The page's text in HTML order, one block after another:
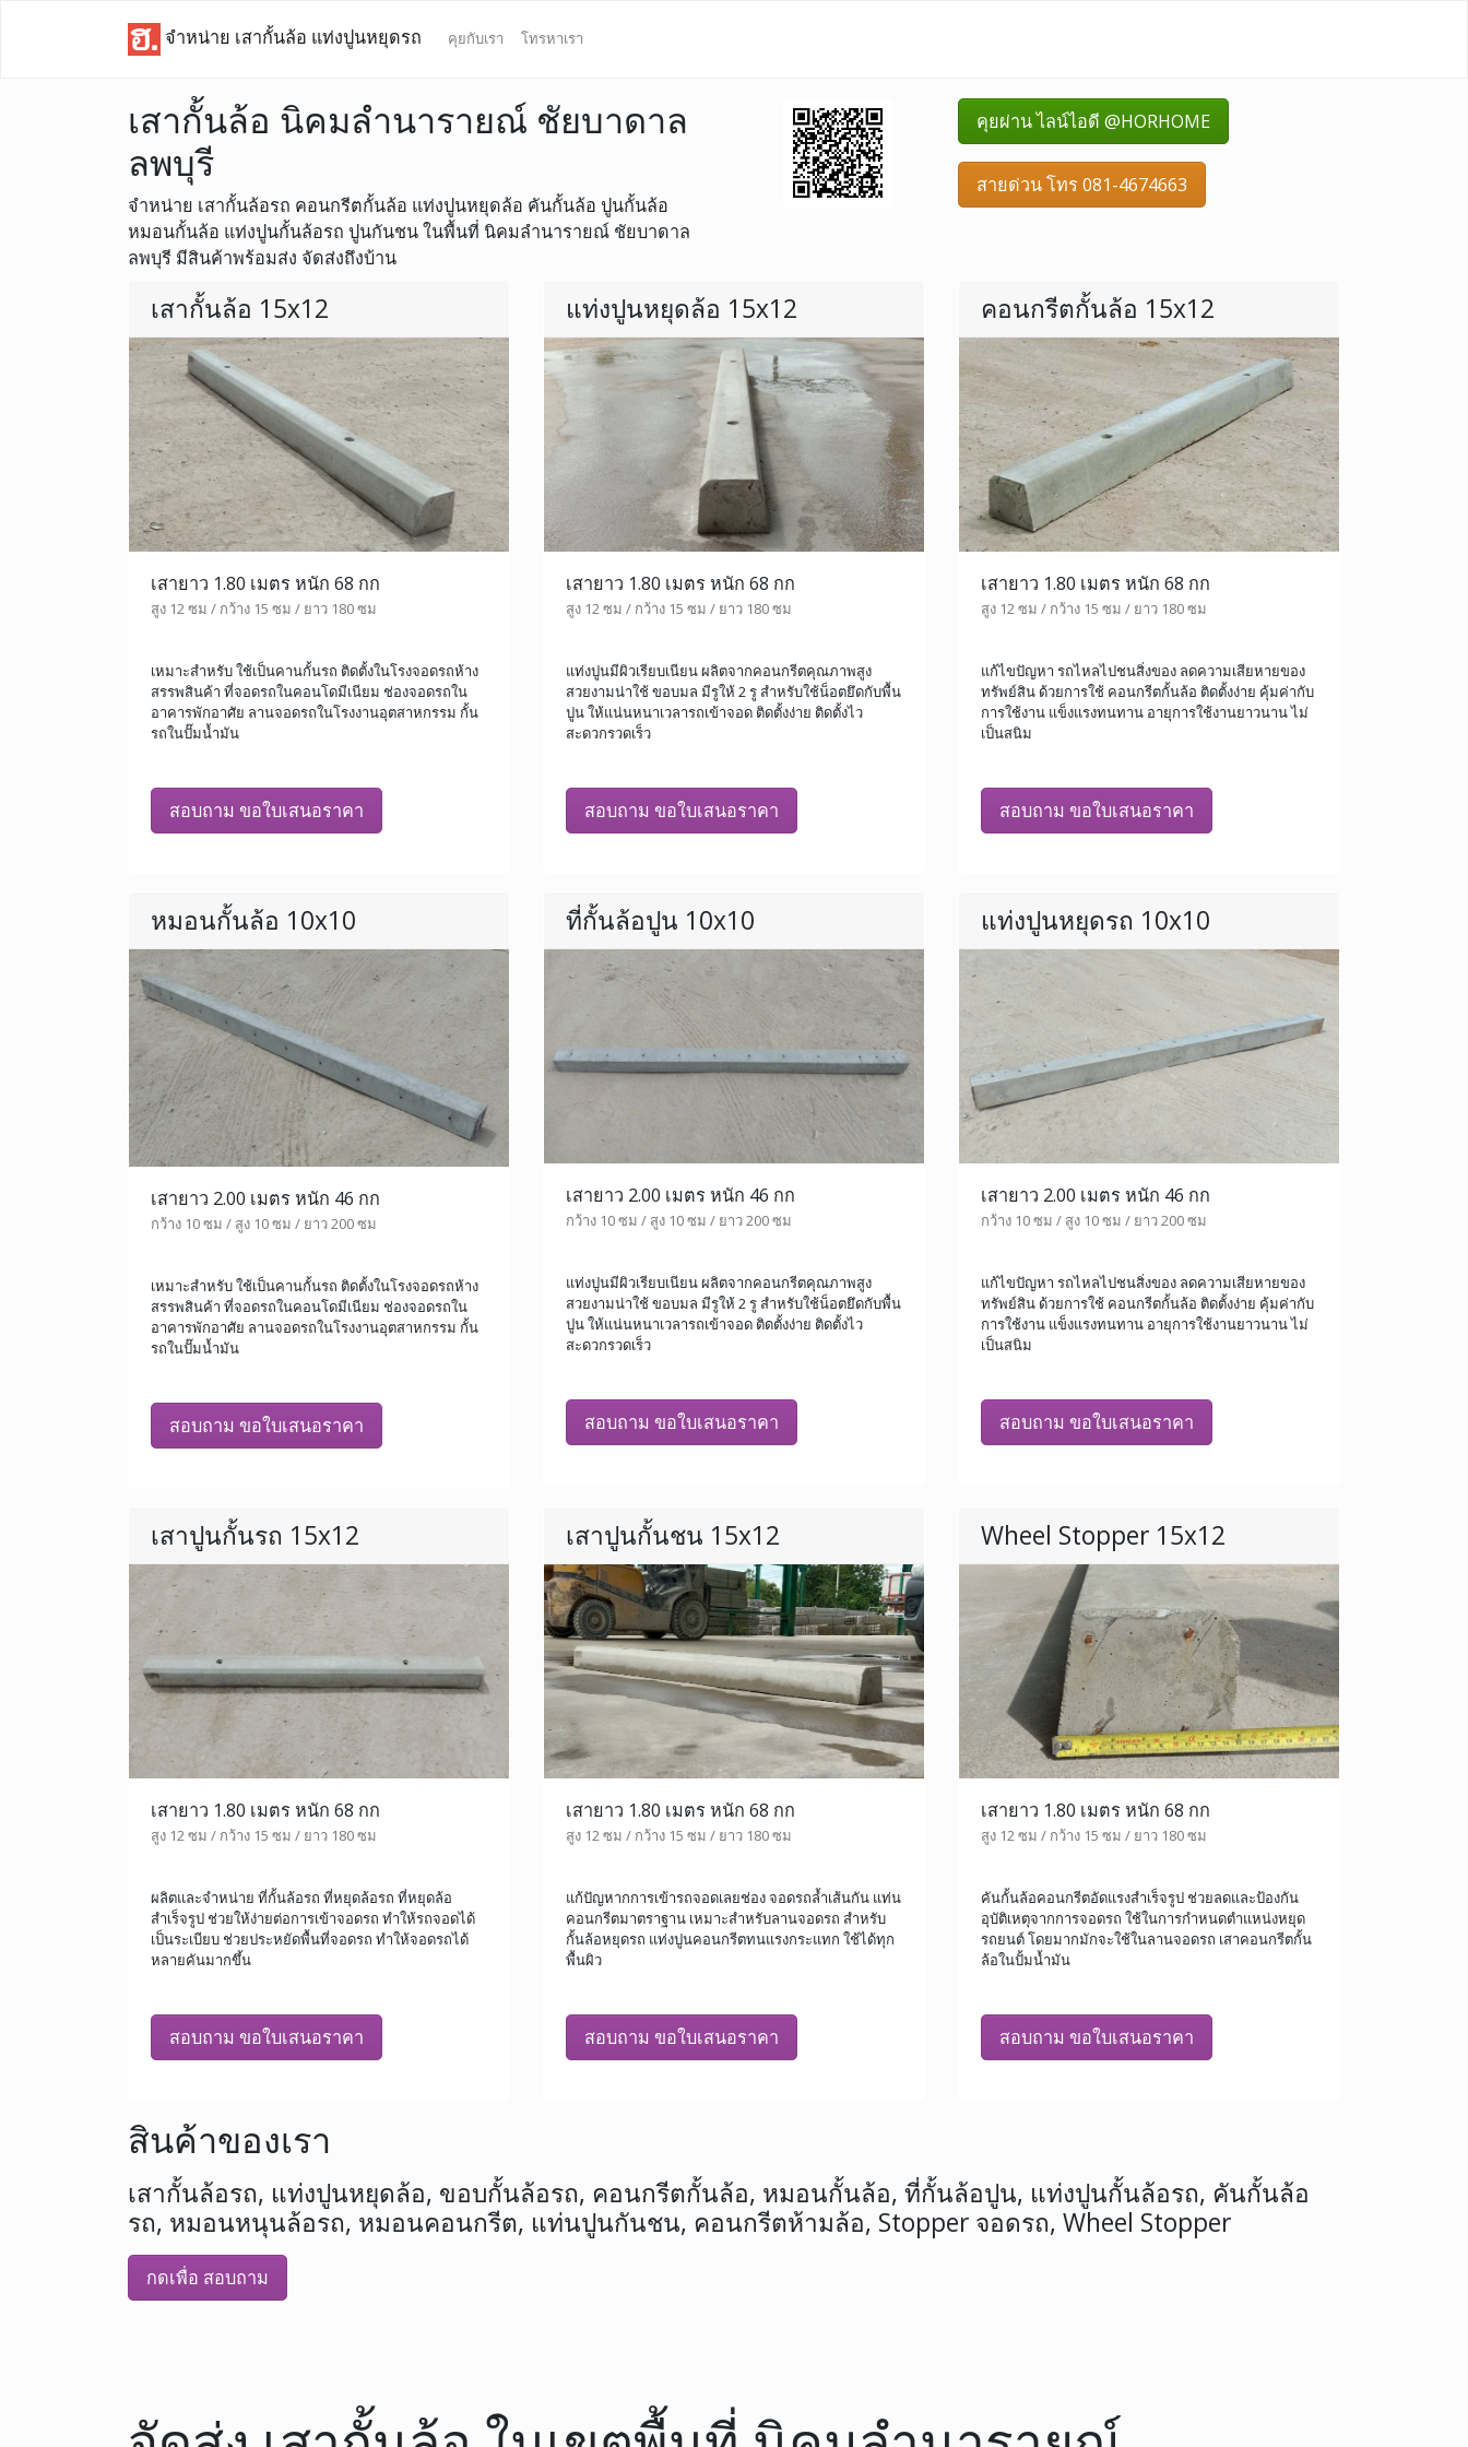
จำหน่าย เสากั้นล้อ แท่งปูนหยุดรถ คุยกับเรา โทรหาเรา
เสากั้นล้อ นิคมลำนารายณ์ ชัยบาดาล
ลพบุรี
จำหน่าย เสากั้นล้อรถ คอนกรีตกั้นล้อ แท่งปูนหยุดล้อ คันกั้นล้อ ปูนกั้นล้อ
หมอนกั้นล้อ แท่งปูนกั้นล้อรถ ปูนกันชน ในพื้นที่ นิคมลำนารายณ์ ชัยบาดาล
ลพบุรี มีสินค้าพร้อมส่ง จัดส่งถึงบ้าน
คุยผ่าน ไลน์ไอดี @HORHOME
สายด่วน โทร 081-4674663
เสากั้นล้อ 15x12
เสายาว 1.80 เมตร หนัก 68 กก
สูง 12 ซม / กว้าง 15 ซม / ยาว 180 ซม
เหมาะสำหรับ ใช้เป็นคานกั้นรถ ติดตั้งในโรงจอดรถห้าง
สรรพสินค้า ที่จอดรถในคอนโดมีเนียม ช่องจอดรถใน
อาคารพักอาศัย ลานจอดรถในโรงงานอุตสาหกรรม กั้น
รถในปั๊มน้ำมัน
สอบถาม ขอใบเสนอราคา
แท่งปูนหยุดล้อ 15x12
เสายาว 1.80 เมตร หนัก 68 กก
สูง 12 ซม / กว้าง 15 ซม / ยาว 180 ซม
แท่งปูนมีผิวเรียบเนียน ผลิตจากคอนกรีตคุณภาพสูง
สวยงามน่าใช้ ขอบมล มีรูให้ 2 รู สำหรับใช้น็อตยึดกับพื้น
ปูน ให้แน่นหนาเวลารถเข้าจอด ติดตั้งง่าย ติดตั้งไว
สะดวกรวดเร็ว
สอบถาม ขอใบเสนอราคา
คอนกรีตกั้นล้อ 15x12
เสายาว 1.80 เมตร หนัก 68 กก
สูง 12 ซม / กว้าง 15 ซม / ยาว 180 ซม
แก้ไขปัญหา รถไหลไปชนสิ่งของ ลดความเสียหายของ
ทรัพย์สิน ด้วยการใช้ คอนกรีตกั้นล้อ ติดตั้งง่าย คุ้มค่ากับ
การใช้งาน แข็งแรงทนทาน อายุการใช้งานยาวนาน ไม่
เป็นสนิม
สอบถาม ขอใบเสนอราคา
หมอนกั้นล้อ 10x10
เสายาว 2.00 เมตร หนัก 46 กก
กว้าง 10 ซม / สูง 10 ซม / ยาว 200 ซม
เหมาะสำหรับ ใช้เป็นคานกั้นรถ ติดตั้งในโรงจอดรถห้าง
สรรพสินค้า ที่จอดรถในคอนโดมีเนียม ช่องจอดรถใน
อาคารพักอาศัย ลานจอดรถในโรงงานอุตสาหกรรม กั้น
รถในปั๊มน้ำมัน
สอบถาม ขอใบเสนอราคา
ที่กั้นล้อปูน 10x10
เสายาว 2.00 เมตร หนัก 46 กก
กว้าง 10 ซม / สูง 10 ซม / ยาว 200 ซม
แท่งปูนมีผิวเรียบเนียน ผลิตจากคอนกรีตคุณภาพสูง
สวยงามน่าใช้ ขอบมล มีรูให้ 2 รู สำหรับใช้น็อตยึดกับพื้น
ปูน ให้แน่นหนาเวลารถเข้าจอด ติดตั้งง่าย ติดตั้งไว
สะดวกรวดเร็ว
สอบถาม ขอใบเสนอราคา
แท่งปูนหยุดรถ 10x10
เสายาว 2.00 เมตร หนัก 46 กก
กว้าง 10 ซม / สูง 10 ซม / ยาว 200 ซม
แก้ไขปัญหา รถไหลไปชนสิ่งของ ลดความเสียหายของ
ทรัพย์สิน ด้วยการใช้ คอนกรีตกั้นล้อ ติดตั้งง่าย คุ้มค่ากับ
การใช้งาน แข็งแรงทนทาน อายุการใช้งานยาวนาน ไม่
เป็นสนิม
สอบถาม ขอใบเสนอราคา
เสาปูนกั้นรถ 15x12
เสายาว 1.80 เมตร หนัก 68 กก
สูง 12 ซม / กว้าง 15 ซม / ยาว 180 ซม
ผลิตและจำหน่าย ที่กั้นล้อรถ ที่หยุดล้อรถ ที่หยุดล้อ
สำเร็จรูป ช่วยให้ง่ายต่อการเข้าจอดรถ ทำให้รถจอดได้
เป็นระเบียบ ช่วยประหยัดพื้นที่จอดรถ ทำให้จอดรถได้
หลายคันมากขึ้น
สอบถาม ขอใบเสนอราคา
เสาปูนกั้นชน 15x12
เสายาว 1.80 เมตร หนัก 68 กก
สูง 12 ซม / กว้าง 15 ซม / ยาว 180 ซม
แก้ปัญหากการเข้ารถจอดเลยช่อง จอดรถล้ำเส้นกัน แท่น
คอนกรีตมาตราฐาน เหมาะสำหรับลานจอดรถ สำหรับ
กั้นล้อหยุดรถ แท่งปูนคอนกรีตทนแรงกระแทก ใช้ได้ทุก
พื้นผิว
สอบถาม ขอใบเสนอราคา
Wheel Stopper 15x12
เสายาว 1.80 เมตร หนัก 68 กก
สูง 12 ซม / กว้าง 15 ซม / ยาว 180 ซม
คันกั้นล้อคอนกรีตอัดแรงสำเร็จรูป ช่วยลดและป้องกัน
อุบัติเหตุจากการจอดรถ ใช้ในการกำหนดตำแหน่งหยุด
รถยนต์ โดยมากมักจะใช้ในลานจอดรถ เสาคอนกรีตกั้น
ล้อในปั้มน้ำมัน
สอบถาม ขอใบเสนอราคา
สินค้าของเรา
เสากั้นล้อรถ, แท่งปูนหยุดล้อ, ขอบกั้นล้อรถ, คอนกรีตกั้นล้อ, หมอนกั้นล้อ, ที่กั้นล้อปูน, แท่งปูนกั้นล้อรถ, คันกั้นล้อ
รถ, หมอนหนุนล้อรถ, หมอนคอนกรีต, แท่นปูนกันชน, คอนกรีตห้ามล้อ, Stopper จอดรถ, Wheel Stopper
กดเพื่อ สอบถาม